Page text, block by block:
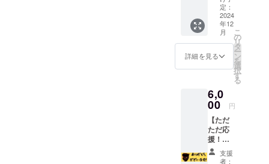
材料：
カカオ
豆、粗
卵、金
柑、さ
び(宮崎
県産黒
砂糖) ・
賞味期
限：お
届けす
る製品
のラベ
のラベ
ルに記
載して
おりま
保存方
法：冷
てくだ
さい。
・数
量：1点
・内容
量：
190g
しま
す。 ・
名称：
宮崎県
産黒砂
糖 ・原
崎県産)
・賞味
製造後
１年(お
届けす
る製品
のラベ
す。沖
縄方面
のサト
ウキビ
と違
い、あ
思いま
す。 育
て方マ
ニュア
ルは、
PDF
データ
をメー
450g
セッ
ト】 新
調する
釜に、
支援者
様のお
名前
クネー
ム）を
刻み込
みま
す。釜
は大切
に末永
く使い
定：
2024
年12
月
詳細を見る
こ
の
リ
タ
ー
ン
を
選
択
す
る
6,0
00 円
【ただ
ただ応
援！】
伝統の
さとね
支援
者：